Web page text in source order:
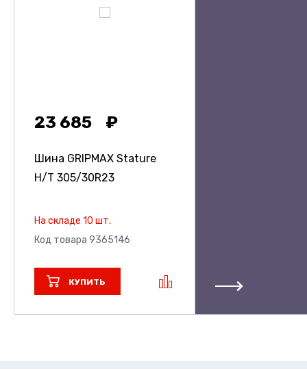
23 685
Шина GRIPMAX Stature
H/T 305/30R23
На складе 10 шт.
Код товара 9365146
КУПИТЬ